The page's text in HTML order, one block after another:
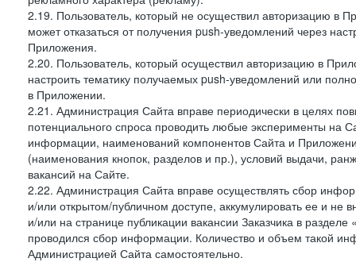
2.19. Пользователь, который не осуществил авторизацию в
может отказаться от получения push-уведомлений через
Приложения.
2.20. Пользователь, который осуществил авторизацию в
настроить тематику получаемых push-уведомлений или
в Приложении.
2.21. Администрация Сайта вправе периодически в целях
потенциального спроса проводить любые эксперименты на
информации, наименований компонентов Сайта и
(наименования кнопок, разделов и пр.), условий выдачи,
вакансий на Сайте.
2.22. Администрация Сайта вправе осуществлять сбор
и/или открытом/публичном доступе, аккумулировать ее и не
и/или на странице публикации вакансии Заказчика в
проводился сбор информации. Количество и объем такой
Администрацией Сайта самостоятельно.